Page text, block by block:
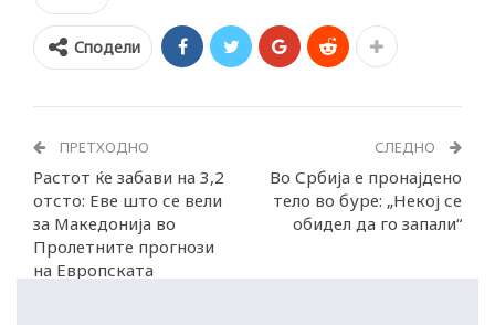
Сподели
ПРЕТХОДНО
Растот ќе забави на 3,2
отсто: Еве што се вели
за Македонија во
Пролетните прогнози
на Европската
СЛЕДНО
Во Србија е пронајдено
тело во буре: „Некој се
обидел да го запали“